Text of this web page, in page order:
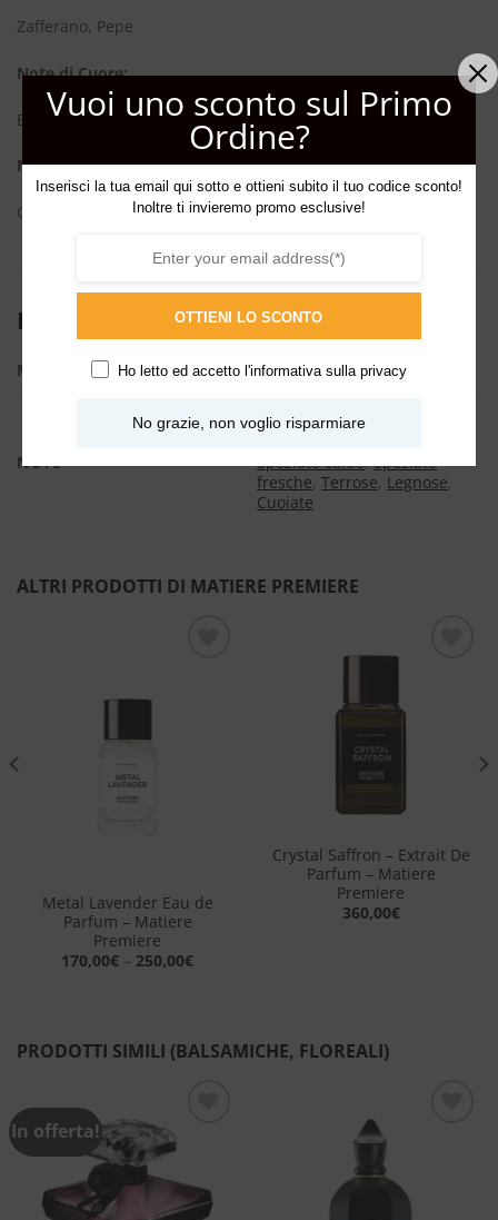
Zafferano, Pepe
Note di Cuore:
Elicriso, Rosa Centifolia
Note di Fondo:
Cisto, Labdano, Patchouli
INFORMAZIONI AGGIUNTIVE
ML 100ml
NOTE
Balsamiche,Floreali
Speziate calde,Speziate
fresche,Terrose, Legnose,
Cuoiate
ALTRI PRODOTTI DI MATIERE PREMIERE
Metal Lavender Eau de
Parfum – Matiere
Premiere
170,00€ – 250,00€
Crystal Saffron – Extrait De
Parfum – Matiere
Premiere
360,00€
PRODOTTI SIMILI (BALSAMICHE, FLOREALI)
In offerta!
Aggiungi
dei
desideri
desideri
Vuoi uno sconto sul Primo
Ordine?
Inserisci la tua email qui sotto e ottieni subito il tuo codice sconto!
Inoltre ti invieremo promo esclusive!
OTTIENI LO SCONTO
Ho letto ed accetto l'informativa sulla privacy
No grazie, non voglio risparmiare